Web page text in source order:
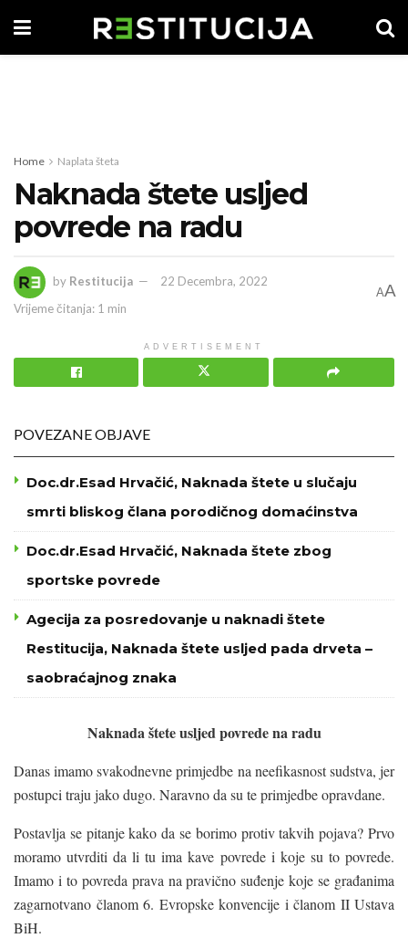
Home Naplata šteta
Naknada štete usljed
povrede na radu
by Restitucija
22 Decembra, 2022
Vrijeme čitanja: 1 min
AA
ADVERTISEMENT
POVEZANE OBJAVE
Doc.dr.Esad Hrvačić, Naknada štete u slučaju
smrti bliskog člana porodičnog domaćinstva
Doc.dr.Esad Hrvačić, Naknada štete zbog
sportske povrede
Agecija za posredovanje u naknadi štete
Restitucija, Naknada štete usljed pada drveta –
saobraćajnog znaka
Naknada štete usljed povrede na radu
Danas imamo svakodnevne primjedbe na neefikasnost sudstva, jer
postupci traju jako dugo. Naravno da su te primjedbe opravdane.
Postavlja se pitanje kako da se borimo protiv takvih pojava? Prvo
moramo utvrditi da li tu ima kave povrede i koje su to povrede.
Imamo i to povreda prava na pravično suđenje koje se građanima
zagarnotvano članom 6. Evropske konvencije i članom II Ustava
BiH.